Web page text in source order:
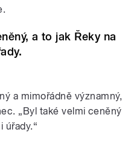
a to jak Řeky na
a mimořádně významný,
„Byl také velmi ceněný
úřady.“